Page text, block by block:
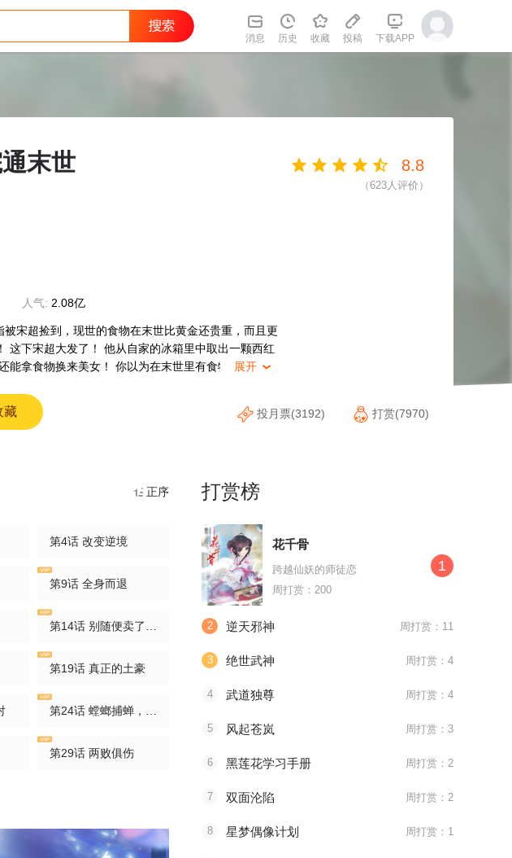
末世
人气: 2.08亿
宋超捡到，现世的食物在末世比黄金还贵重，而且更
这下宋超大发了！ 他从自家的冰箱里中取出一颗西红
能拿食物换来美女！ 你以为在末世里有食物就可以为所
展开 
藏
8.8
（623人评价）
投月票(3192) 打赏(7970)
正序
第4话 改变逆境
第9话 全身而退
第14话 别随便卖了老姐
第19话 真正的土豪
第24话 螳螂捕蝉，黄雀在后
第29话 两败俱伤
第39话 合作愉快
打赏榜
花千骨
跨越仙妖的师徒恋
周打赏：200
1
2 逆天邪神 周打赏：11
3 绝世武神 周打赏：4
4 武道独尊 周打赏：4
5 风起苍岚 周打赏：3
6 黑莲花学习手册 周打赏：2
7 双面沦陷 周打赏：2
8 星梦偶像计划 周打赏：1
消息 历史 收藏 投稿 下载APP